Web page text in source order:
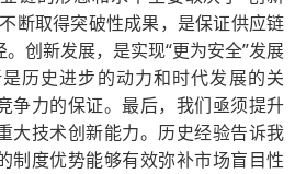
断取得突破性成果，是保证供应链
创新发展，是实现“更为安全”发展
历史进步的动力和时代发展的关
争力的保证。最后，我们亟须提升
大技术创新能力。历史经验告诉我
制度优势能够有效弥补市场盲目性